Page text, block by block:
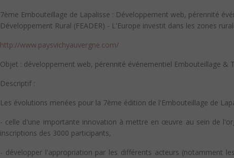
7ème Embouteillage de Lapalisse : Développement web, pérennité
Développement Rural (FEADER) - L'Europe investit dans les zones
http://www.paysvichyauvergne.com/
Objet : développement web, pérennité événementiel Embouteillage &
Descriptif :
Les évolutions menées pour la 7ème édition de l'Embouteillage de
- celle d'une importante innovation à mettre en œuvre au sein de
inscriptions des 3000 participants,
- développer l'appropriation par les différents acteurs (notamment